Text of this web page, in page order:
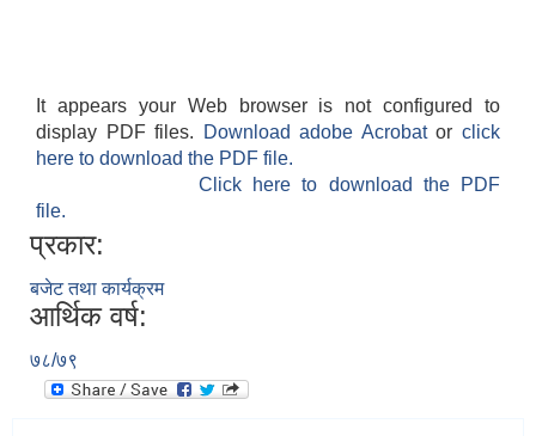
It appears your Web browser is not configured to
display PDF files.
Download adobe Acrobatorclick
here to download the PDF file.
Click here to download the PDF
file.
प्रकार:
बजेट तथा कार्यक्रम
आर्थिक वर्ष:
७८/७९